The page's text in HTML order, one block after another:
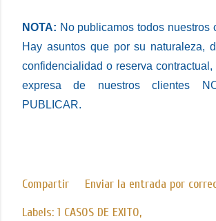
NOTA: No publicamos todos nuestros
Hay asuntos que por su naturaleza,
confidencialidad o reserva
expresa de nuestros clientes
PUBLICAR.
Compartir
Enviar la entrada por
Labels: 1 CASOS DE EXITO